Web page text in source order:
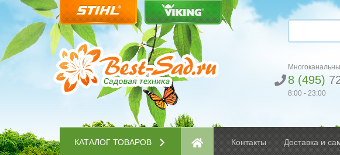
8 (495)
8:00 - 23:00
КАТАЛОГ ТОВАРОВ Контакты Доставка и